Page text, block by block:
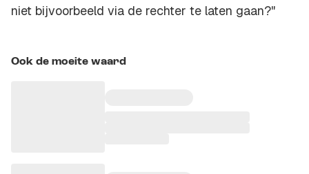
niet bijvoorbeeld via de rechter te laten gaan?"
Ook de moeite waard